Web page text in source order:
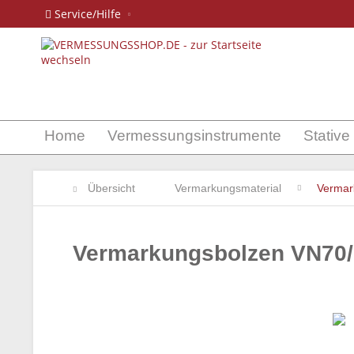
Service/Hilfe
Home Vermessungsinstrumente Stative
Übersicht Vermarkungsmaterial
Vermarkungsbolzen